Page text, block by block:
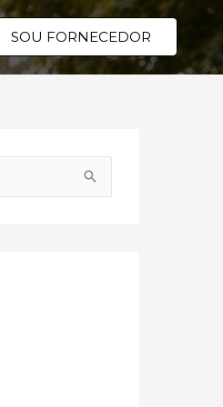
SOU FORNECEDOR